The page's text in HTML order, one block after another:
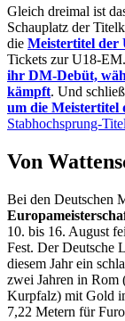
Gleich dreimal ist
Schauplatz der
die Meistertitel der
Tickets zur U18-
ihr DM-Debüt,
kämpft. Und
um die
Stabhochsprung-
Von
Bei den Deutschen
10. bis 16. August
Fest. Der Deutsche
diesem Jahr ein
zwei Jahren in
Kurpfalz) mit Gold
7,22 Metern für